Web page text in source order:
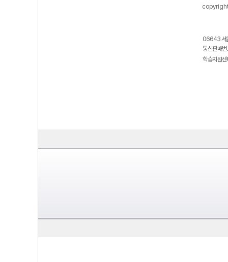
06643 서
통신판매
학습지원